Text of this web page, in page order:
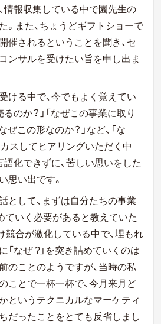
情報収集している中で園先生の
。また、ちょうどギフトショーで
催されるということを聞き、セ
ンサルを受けたい旨を申し出ま
ける中で、今でもよく覚えてい
るのか？」「なぜこの事業に取り
ぜこの形なのか？」など、「な
スしてヒアリングいただく中
語化できずに、苦しい思いをした
思い出です。
として、まずは自分たちの事業
ていく必要があると教えていた
競合が激化している中で、埋もれ
「なぜ ?」を突き詰めていくのは
のことのようですが、当時の私
ことで一杯一杯で、今月来月ど
というテクニカルなマーケティ
だったことをとても反省しまし